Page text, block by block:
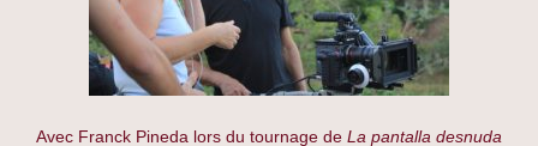
Avec Franck Pineda lors du tournage de La pantalla desnuda